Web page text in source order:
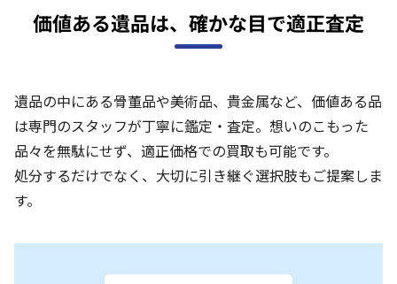
価値ある遺品は、確かな目で適正査定
遺品の中にある骨董品や美術品、貴金属など、価値ある品
は専門のスタッフが丁寧に鑑定・査定。想いのこもった
品々を無駄にせず、適正価格での買取も可能です。
処分するだけでなく、大切に引き継ぐ選択肢もご提案しま
す。